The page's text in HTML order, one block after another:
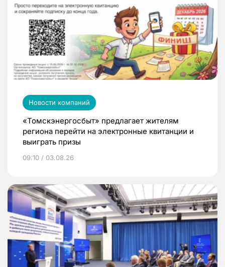
Новости компаний
«Томскэнергосбыт» предлагает жителям
региона перейти на электронные квитанции и
выиграть призы
09:10 / 03.08.26